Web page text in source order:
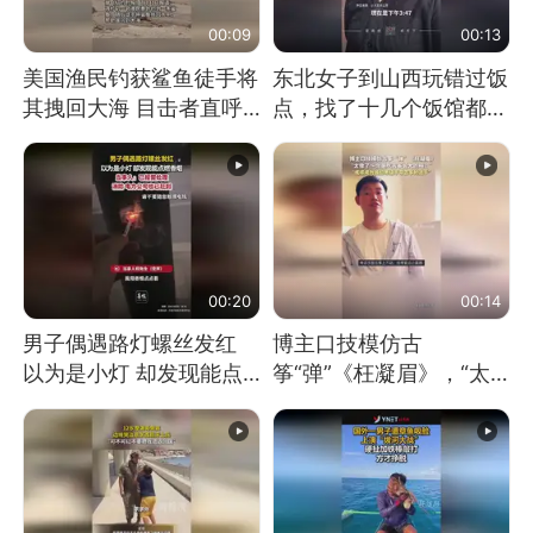
00:09
美国渔民钓获鲨鱼徒手将
其拽回大海 目击者直呼
震惊 （视频来源：参考
消息）
00:13
东北女子到山西玩错过饭
点，找了十几个饭馆都没
开门：午休到几点
00:20
男子偶遇路灯螺丝发红
以为是小灯 却发现能点
燃香烟 当事人：已报警
处理
00:14
博主口技模仿古
筝“弹”《枉凝眉》，“太
像了～你是吃古筝长大的
吗？”“或将成为首位考级
不带古筝的选手。”（来
源：新华每日电讯）